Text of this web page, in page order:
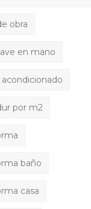
obra
en mano
por m2
baño
casa